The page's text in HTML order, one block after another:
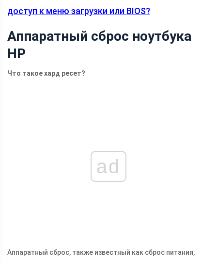
доступ к меню загрузки или BIOS?
Аппаратный сброс ноутбука
HP
Что такое хард ресет?
ad
Аппаратный сброс, также известный как сброс питания,